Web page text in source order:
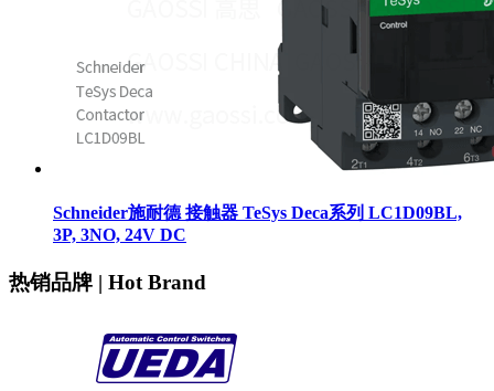
Schneider施耐德 接触器 TeSys Deca系列 LC1D09BL,
3P, 3NO, 24V DC
热销品牌 | Hot Brand